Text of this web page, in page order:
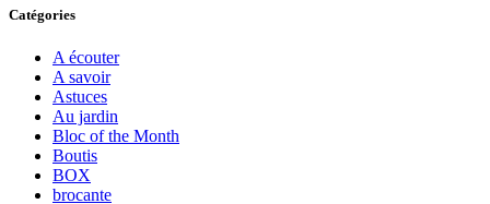
Catégories
A écouter
A savoir
Astuces
Au jardin
Bloc of the Month
Boutis
BOX
brocante